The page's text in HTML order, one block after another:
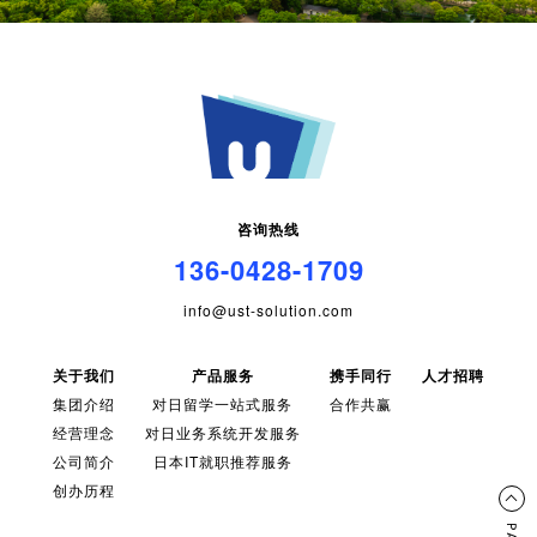
咨询热线
136-0428-1709
info@ust-solution.com
关于我们
集团介绍
经营理念
公司简介
创办历程
产品服务
对日留学一站式服务
对日业务系统开发服务
日本IT就职推荐服务
携手同行
合作共赢
人才招聘